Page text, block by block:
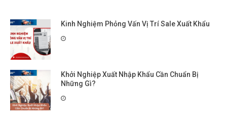
Kinh Nghiệm Phỏng Vấn Vị Trí Sale Xuất Khẩu
Khởi Nghiệp Xuất Nhập Khẩu Cần Chuẩn Bị
Những Gì?